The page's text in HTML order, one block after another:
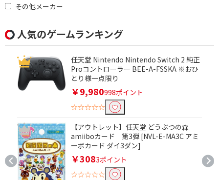
その他メーカー
人気のゲームランキング
任天堂 Nintendo Nintendo Switch 2 純正
Proコントローラー BEE-A-FSSKA ※おひ
とり様一点限り
￥9,980998ポイント
☆☆☆☆☆
【アウトレット】任天堂 どうぶつの森
amiiboカード 第3弾 [NVL-E-MA3C アミ
ーボカード ダイ3ダン]
￥3083ポイント
☆☆☆☆☆